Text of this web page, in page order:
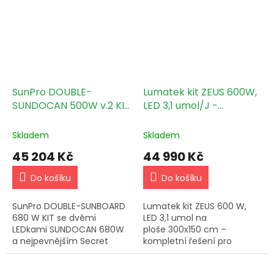
SunPro DOUBLE-
SUNDOCAN 500W v.2 KIT
Skladem
45 204 Kč
Do košíku
SunPro DOUBLE-SUNBOARD
680 W KIT se dvěmi
LEDkami SUNDOCAN 680W
a nejpevnějším Secret
Jardin stanem Hydroshoot
Lumatek kit ZEUS 600W,
LED 3,1 umol/J -
300x150x200cm
Skladem
44 990 Kč
Do košíku
Lumatek kit ZEUS 600 W,
LED 3,1 umol na
ploše 300x150 cm –
kompletní řešení pro
domácí pěstování.